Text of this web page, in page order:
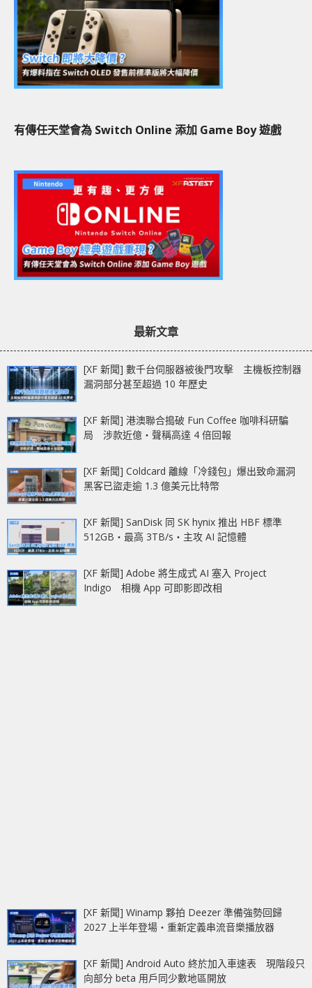
有傳任天堂會為 Switch Online 添加 Game Boy 遊戲
最新文章
[XF 新聞] 數千台伺服器被後門攻擊 主機板控制器
漏洞部分甚至超過 10 年歷史
[XF 新聞] 港澳聯合搗破 Fun Coffee 咖啡科研騙
局 涉款近億‧聲稱高達 4 倍回報
[XF 新聞] Coldcard 離線「冷錢包」爆出致命漏洞
黑客已盜走逾 1.3 億美元比特幣
[XF 新聞] SanDisk 同 SK hynix 推出 HBF 標準
512GB‧最高 3TB/s‧主攻 AI 記憶體
[XF 新聞] Adobe 將生成式 AI 塞入 Project
Indigo 相機 App 可即影即改相
[XF 新聞] Winamp 夥拍 Deezer 準備強勢回歸
2027 上半年登場‧重新定義串流音樂播放器
[XF 新聞] Android Auto 終於加入車速表 現階段只
向部分 beta 用戶同少數地區開放